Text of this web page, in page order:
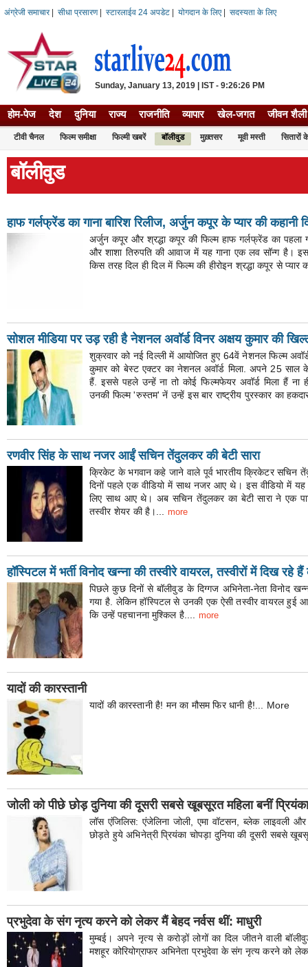
अंग्रेजी समाचार| सीधा प्रसारण| स्टारलाईव 24 अपडेट योगदान के लिए| सदस्यता के लिए
Sunday, January 13, 2019 | IST - 9:26:26 PM
होम-पेज देश दुनिया राज्य राजनीति व्यापार खेल-जगत जीवन शैली
टीवी चैनल फिल्म समीक्षा फिल्‍मी खबरें बॉलीवुड मुख़्तसर मूवी मस्ती सितारों
बॉलीवुड
हाफ गर्लफ्रेंड का गाना बारिश रिलीज, अर्जुन कपूर के प्यार की कहानी
अर्जुन कपूर और श्रद्धा कपूर की फिल्म हाफ गर्लफ्रेंड का पहला
और शाशा तिरुपति की आवाज में यह गाना एक लव सॉन्ग है।
किस तरह दिल ही दिल में फिल्म की हीरोइन श्रद्धा कपूर से
सोशल मीडिया पर उड़ रही है नेशनल अवॉर्ड विनर अक्षय कुमार की
शुक्रवार को नई दिल्ली में आयोजित हुए 64वें नेशनल फिल्म
कुमार को बेस्ट एक्टर का नेशनल अवॉर्ड मिला. अपने 25 साल
हैं. इससे पहले उन्हें ना तो कोई फिल्मफेयर अवॉर्ड मिला हैं
उनकी फिल्म 'रुस्तम' नें उन्हें इस बार राष्ट्रीय पुरस्कार का
रणवीर सिंह के साथ नजर आईं सचिन तेंदुलकर की बेटी सारा
क्रिकेट के भगवान कहे जाने वाले पूर्व भारतीय क्रिकेटर सचिन
दिनों पहले एक वीडियो में साथ नजर आए थे। इस वीडियो में यह
लिए साथ आए थे। अब सचिन तेंदुलकर का बेटी सारा ने एक
तस्वीर शेयर की है।... more
हॉस्पिटल में भर्ती विनोद खन्ना की तस्वीरे वायरल, तस्वीरों में दिख रहे
पिछले कुछ दिनों से बॉलीवुड के दिग्गज अभिनेता-नेता विनोद
गया है. लेकिन हॉस्पिटल से उनकी एक ऐसी तस्वीर वायरल
कि उन्हें पहचानना मुश्किल है.... more
यादों की कारस्तानी
यादों की कारस्तानी है! मन का मौसम फिर धानी है!... More
जोली को पीछे छोड़ दुनिया की दूसरी सबसे खूबसूरत महिला बनीं प्रियंका
लॉस एंजिलिस: एंजेलिना जोली, एमा वॉटसन, ब्लेक लाइवली और
छोड़ते हुये अभिनेत्री प्रियंका चोपड़ा दुनिया की दूसरी सबसे
प्रभुदेवा के संग नृत्य करने को लेकर मैं बेहद नर्वस थीं: माधुरी
मुम्बई। अपने नृत्य से करोड़ों लोगों का दिल जीतने वाली
मशहूर कोरियोग्राफर अभिनेता प्रभुदेवा के संग नृत्य करने को